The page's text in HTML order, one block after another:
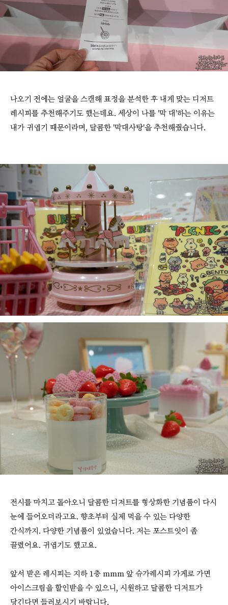
나오기 전에는 얼굴을 스캔해 표정을 분석한 후 내게 맞는 디저트
레시피를 추천해주기도 했는데요. 세상이 나를 '막 대'하는 이유는
내가 귀엽기 때문이라며, 달콤한 '막대사탕'을 추천해줬습니다.
전시를 마치고 돌아오니 달콤한 디저트를 형상화한 기념품이 다시
눈에 들어오더라고요. 향초부터 실제 먹을 수 있는 다양한
간식까지. 다양한 기념품이 있었습니다. 저는 포스트잇이 좀
끌렸어요. 귀엽기도 했고요.
앞서 받은 레시피는 지하 1층 mmm 앞 슈가레시피 가게로 가면
아이스크림을 할인받을 수 있으니, 시원하고 달콤한 디저트가
당긴다면 들러보시기 바랍니다.